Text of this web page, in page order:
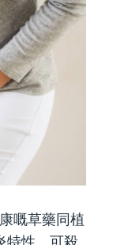
嘅草藥同植
特性，可殺